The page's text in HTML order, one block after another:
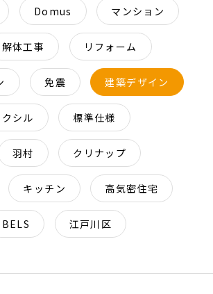
Domus マンション
解体工事 リフォーム
免震 建築デザイン
クシル 標準仕様
羽村 クリナップ
キッチン 高気密住宅
BELS 江戸川区